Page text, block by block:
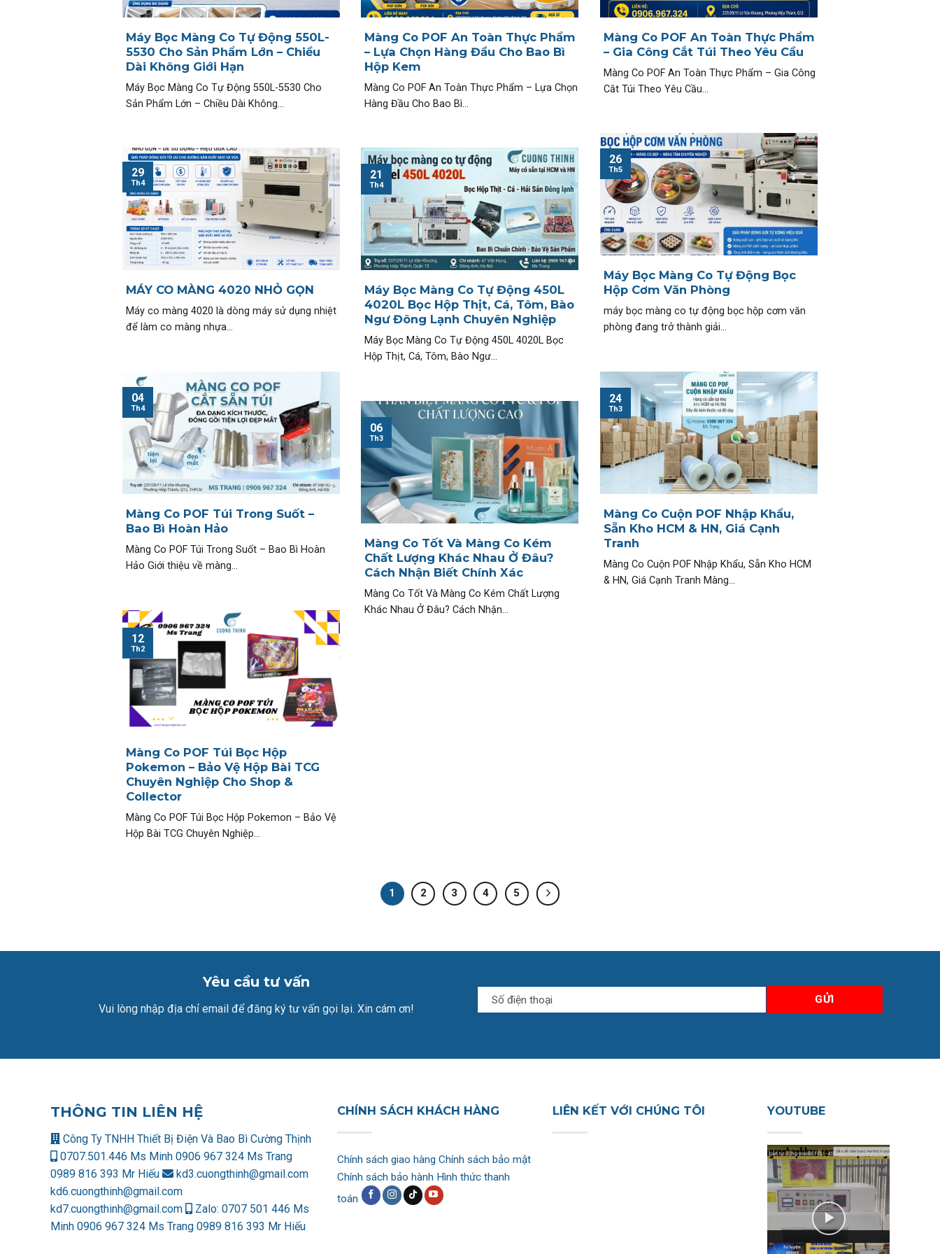
Máy Bọc Màng Co Tự Động 550L-
5530 Cho Sản Phẩm Lớn – Chiều
Dài Không Giới Hạn
Máy Bọc Màng Co Tự Động 550L-5530 Cho
Sản Phẩm Lớn – Chiều Dài Không...
Màng Co POF An Toàn Thực Phẩm
– Lựa Chọn Hàng Đầu Cho Bao Bì
Hộp Kem
Màng Co POF An Toàn Thực Phẩm – Lựa Chọn
Hàng Đầu Cho Bao Bì...
Màng Co POF An Toàn Thực Phẩm
– Gia Công Cắt Túi Theo Yêu Cầu
Màng Co POF An Toàn Thực Phẩm – Gia Công
Cắt Túi Theo Yêu Cầu...
Máy Bọc Màng Co Tự Động Bọc
Hộp Cơm Văn Phòng
máy bọc màng co tự động bọc hộp cơm văn
phòng đang trở thành giải...
26
Th5
MÁY CO MÀNG 4020 NHỎ GỌN
Máy co màng 4020 là dòng máy sử dụng nhiệt
để làm co màng nhựa...
29
Th4
Máy Bọc Màng Co Tự Động 450L
4020L Bọc Hộp Thịt, Cá, Tôm, Bào
Ngư Đông Lạnh Chuyên Nghiệp
Máy Bọc Màng Co Tự Động 450L 4020L Bọc
Hộp Thịt, Cá, Tôm, Bào Ngư...
21
Th4
Màng Co POF Túi Trong Suốt –
Bao Bì Hoàn Hảo
Màng Co POF Túi Trong Suốt – Bao Bì Hoàn
Hảo Giới thiệu về màng...
04
Th4
Màng Co Cuộn POF Nhập Khẩu,
Sẵn Kho HCM & HN, Giá Cạnh
Tranh
Màng Co Cuộn POF Nhập Khẩu, Sẵn Kho HCM
& HN, Giá Cạnh Tranh Màng...
24
Th3
Màng Co Tốt Và Màng Co Kém
Chất Lượng Khác Nhau Ở Đâu?
Cách Nhận Biết Chính Xác
Màng Co Tốt Và Màng Co Kém Chất Lượng
Khác Nhau Ở Đâu? Cách Nhận...
06
Th3
Màng Co POF Túi Bọc Hộp
Pokemon – Bảo Vệ Hộp Bài TCG
Chuyên Nghiệp Cho Shop &
Collector
Màng Co POF Túi Bọc Hộp Pokemon – Bảo Vệ
Hộp Bài TCG Chuyên Nghiệp...
12
Th2
1 2 3 4 5
Yêu cầu tư vấn
Vui lòng nhập địa chỉ email để đăng ký tư vấn gọi lại. Xin cám ơn!
THÔNG TIN LIÊN HỆ
Công Ty TNHH Thiết Bị Điện Và Bao Bì Cường Thịnh
0707.501.446 Ms Minh 0906 967 324 Ms Trang
0989 816 393 Mr Hiếu
kd3.cuongthinh@gmail.com
kd6.cuongthinh@gmail.com
kd7.cuongthinh@gmail.com
Zalo: 0707 501 446 Ms
Minh 0906 967 324 Ms Trang 0989 816 393 Mr Hiếu
CHÍNH SÁCH KHÁCH HÀNG
Chính sách giao hàng Chính sách bảo mật
Chính sách bảo hành Hình thức thanh
toán
LIÊN KẾT VỚI CHÚNG TÔI YOUTUBE